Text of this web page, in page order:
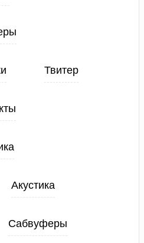
Твитер
Акустика
Сабвуферы